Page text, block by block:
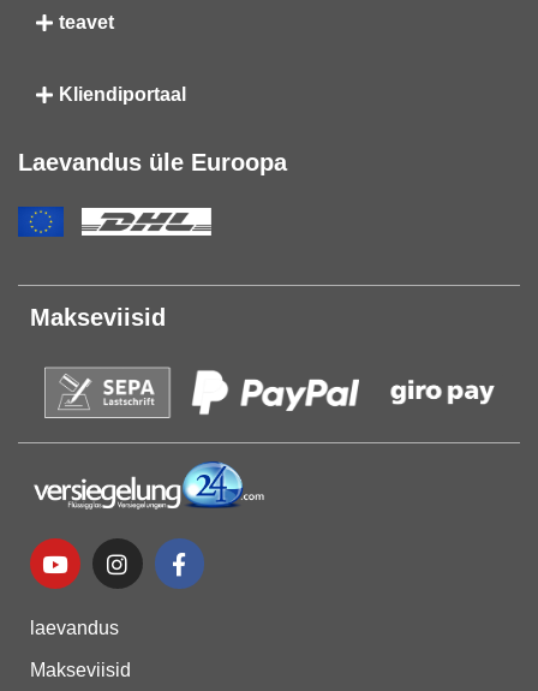
teavet
Kliendiportaal
Laevandus üle Euroopa
Makseviisid
laevandus
Makseviisid